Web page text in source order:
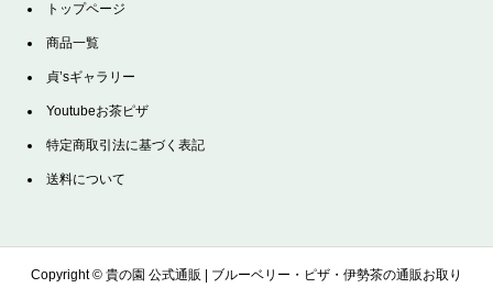
トップページ
商品一覧
貞’sギャラリー
Youtubeお茶ピザ
特定商取引法に基づく表記
送料について
Copyright © 貴の園 公式通販 | ブルーベリー・ピザ・伊勢茶の通販お取り